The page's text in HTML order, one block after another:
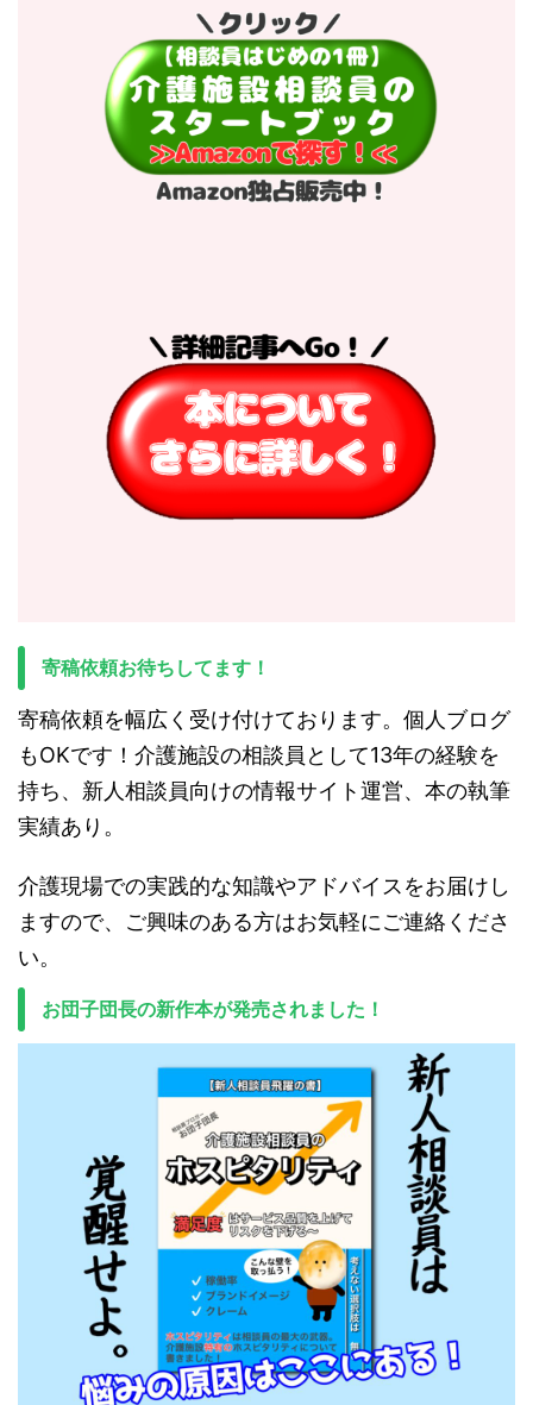
寄稿依頼お待ちしてます！
寄稿依頼を幅広く受け付けております。個人ブログ
もOKです！介護施設の相談員として13年の経験を
持ち、新人相談員向けの情報サイト運営、本の執筆
実績あり。
介護現場での実践的な知識やアドバイスをお届けし
ますので、ご興味のある方はお気軽にご連絡くださ
い。
お団子団長の新作本が発売されました！